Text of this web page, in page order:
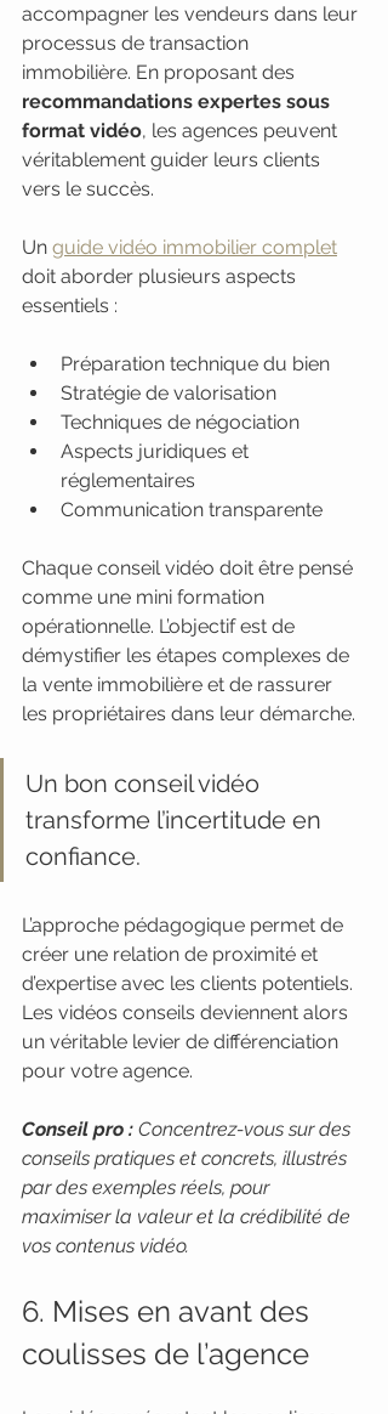
accompagner les vendeurs dans leur
processus de transaction
immobilière. En proposant des
recommandations expertes sous
format vidéo, les agences peuvent
véritablement guider leurs clients
vers le succès.
Un guide vidéo immobilier complet
doit aborder plusieurs aspects
essentiels :
Préparation technique du bien
Stratégie de valorisation
Techniques de négociation
Aspects juridiques et
réglementaires
Communication transparente
Chaque conseil vidéo doit être pensé
comme une mini formation
opérationnelle. L’objectif est de
démystifier les étapes complexes de
la vente immobilière et de rassurer
les propriétaires dans leur démarche.
Un bon conseil vidéo
transforme l’incertitude en
confiance.
L’approche pédagogique permet de
créer une relation de proximité et
d’expertise avec les clients potentiels.
Les vidéos conseils deviennent alors
un véritable levier de différenciation
pour votre agence.
Conseil pro : Concentrez-vous sur des
conseils pratiques et concrets, illustrés
par des exemples réels, pour
maximiser la valeur et la crédibilité de
vos contenus vidéo.
6. Mises en avant des
coulisses de l’agence